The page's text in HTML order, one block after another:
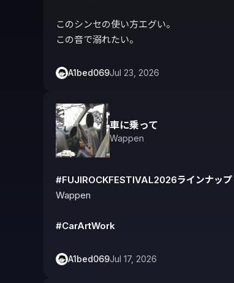
このシンセの使い方エグい。
この音で溺れたい。
A1bed069Jul 23, 2026
車に乗って
Wappen
#FUJIROCKFESTIVAL2026ラインナップ
Wappen
#CarArtWork
A1bed069Jul 17, 2026